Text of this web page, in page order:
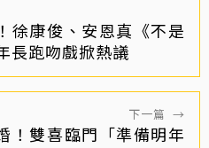
徐康俊、安恩真《不是
長跑吻戲掀熱議
下一篇 →
！雙喜臨門「準備明年